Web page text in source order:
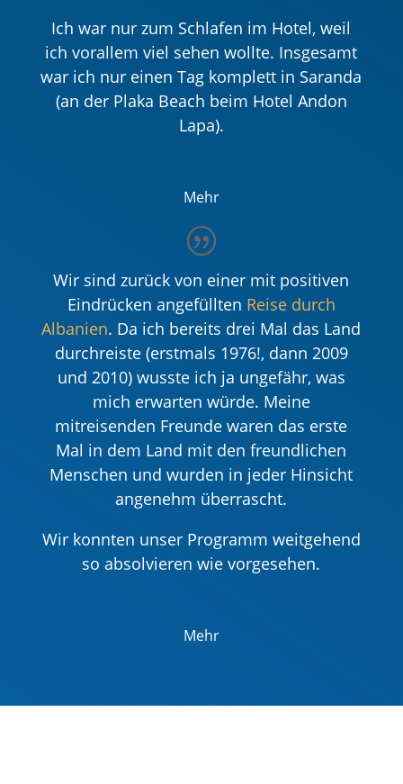
Ich war nur zum Schlafen im Hotel, weil
ich vorallem viel sehen wollte. Insgesamt
war ich nur einen Tag komplett in Saranda
(an der Plaka Beach beim Hotel Andon
Lapa).
Mehr
Wir sind zurück von einer mit positiven
Eindrücken angefüllten Reise durch
Albanien. Da ich bereits drei Mal das Land
durchreiste (erstmals 1976!, dann 2009
und 2010) wusste ich ja ungefähr, was
mich erwarten würde. Meine
mitreisenden Freunde waren das erste
Mal in dem Land mit den freundlichen
Menschen und wurden in jeder Hinsicht
angenehm überrascht.
Wir konnten unser Programm weitgehend
so absolvieren wie vorgesehen.
Mehr